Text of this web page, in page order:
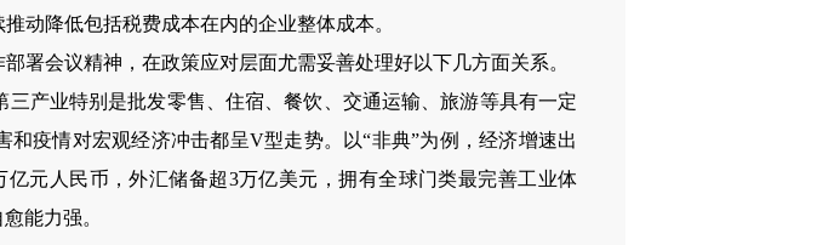
动降低包括税费成本在内的企业整体成本。
会议精神，在政策应对层面尤需妥善处理好以下几方面关系。
业特别是批发零售、住宿、餐饮、交通运输、旅游等具有一定
疫情对宏观经济冲击都呈V型走势。以“非典”为例，经济增速出
元人民币，外汇储备超3万亿美元，拥有全球门类最完善工业体
能力强。